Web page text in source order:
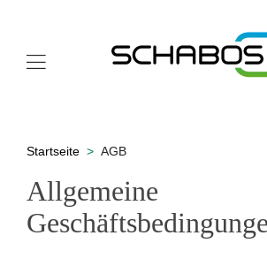
Startseite AGB
Allgemeine